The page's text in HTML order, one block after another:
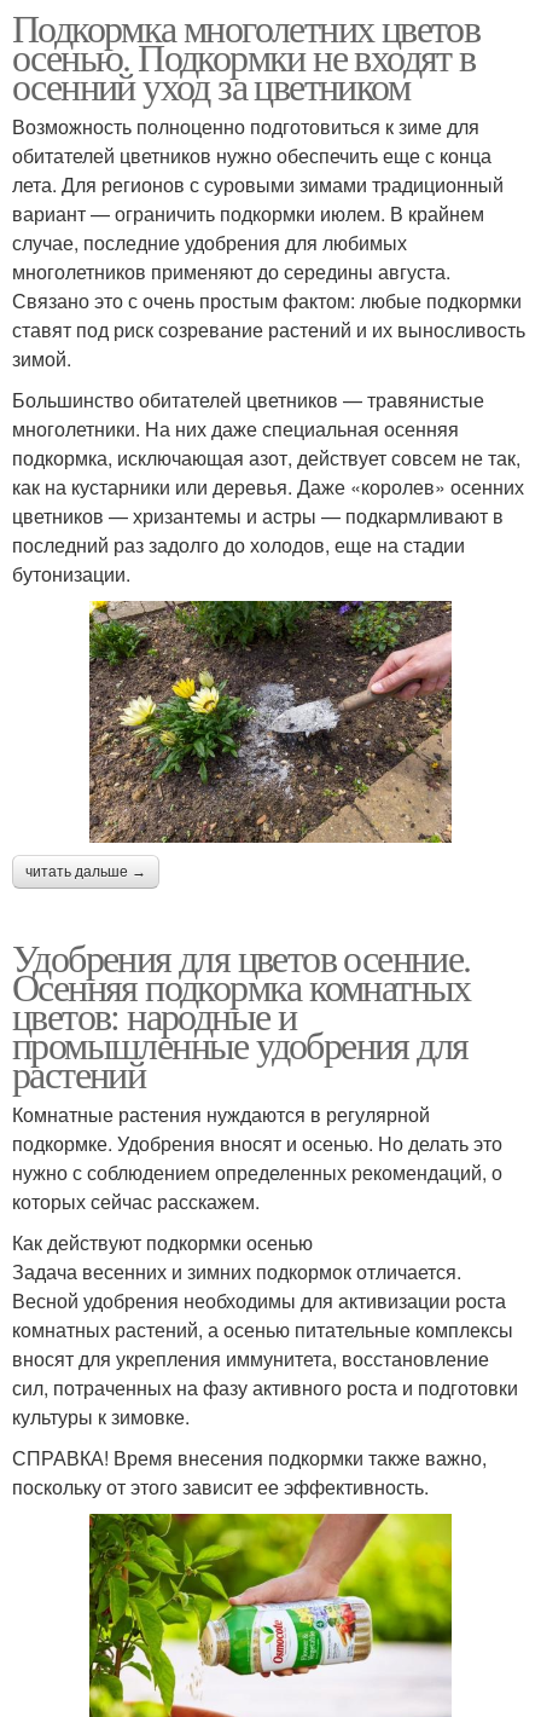
Подкормка многолетних цветов
осенью. Подкормки не входят в
осенний уход за цветником
Возможность полноценно подготовиться к зиме для
обитателей цветников нужно обеспечить еще с конца
лета. Для регионов с суровыми зимами традиционный
вариант — ограничить подкормки июлем. В крайнем
случае, последние удобрения для любимых
многолетников применяют до середины августа.
Связано это с очень простым фактом: любые подкормки
ставят под риск созревание растений и их выносливость
зимой.
Большинство обитателей цветников — травянистые
многолетники. На них даже специальная осенняя
подкормка, исключающая азот, действует совсем не так,
как на кустарники или деревья. Даже «королев» осенних
цветников — хризантемы и астры — подкармливают в
последний раз задолго до холодов, еще на стадии
бутонизации.
читать дальше →
Удобрения для цветов осенние.
Осенняя подкормка комнатных
цветов: народные и
промышленные удобрения для
растений
Комнатные растения нуждаются в регулярной
подкормке. Удобрения вносят и осенью. Но делать это
нужно с соблюдением определенных рекомендаций, о
которых сейчас расскажем.
Как действуют подкормки осенью
Задача весенних и зимних подкормок отличается.
Весной удобрения необходимы для активизации роста
комнатных растений, а осенью питательные комплексы
вносят для укрепления иммунитета, восстановление
сил, потраченных на фазу активного роста и подготовки
культуры к зимовке.
СПРАВКА! Время внесения подкормки также важно,
поскольку от этого зависит ее эффективность.